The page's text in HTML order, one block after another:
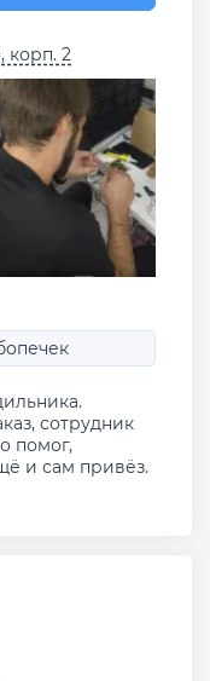
корп. 2
сотрудник
помог,
и сам привёз.